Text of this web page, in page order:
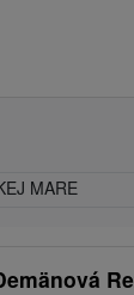
MARE